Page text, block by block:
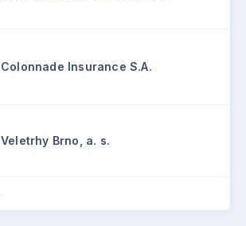
Colonnade Insurance S.A.
Veletrhy Brno, a. s.